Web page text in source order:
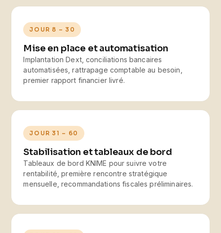
JOUR 8 – 30
Mise en place et automatisation
Implantation Dext, conciliations bancaires
automatisées, rattrapage comptable au besoin,
premier rapport financier livré.
JOUR 31 – 60
Stabilisation et tableaux de bord
Tableaux de bord KNIME pour suivre votre
rentabilité, première rencontre stratégique
mensuelle, recommandations fiscales préliminaires.